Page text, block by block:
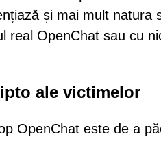
și mai mult natura
real OpenChat sau cu
ale victimelor
OpenChat este de a